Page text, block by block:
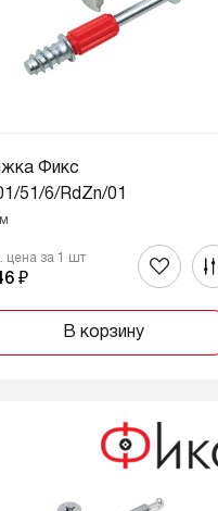
Фикс
51/6/RdZn/01
цена за 1 шт
₽
В корзину